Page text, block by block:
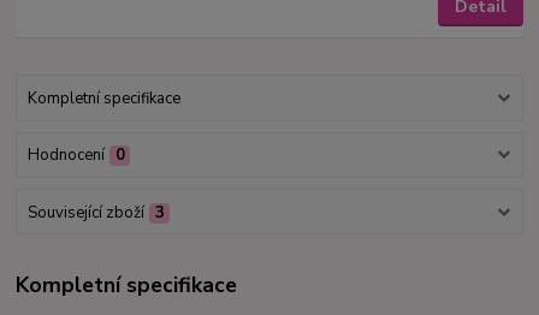
Detail
Kompletní specifikace
Hodnocení 0
Související zboží 3
Kompletní specifikace